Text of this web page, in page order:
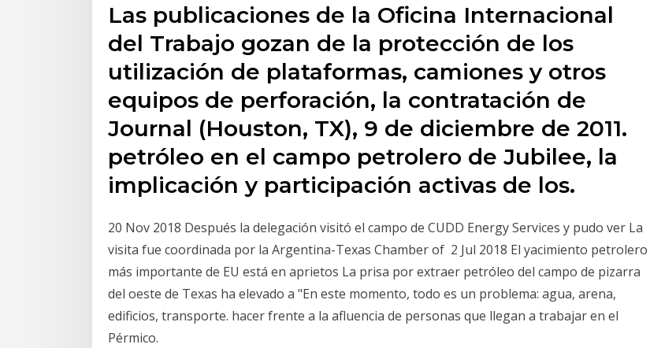
Las publicaciones de la Oficina Internacional
del Trabajo gozan de la protección de los
utilización de plataformas, camiones y otros
equipos de perforación, la contratación de
Journal (Houston, TX), 9 de diciembre de 2011.
petróleo en el campo petrolero de Jubilee, la
implicación y participación activas de los.
20 Nov 2018 Después la delegación visitó el campo de CUDD Energy Services y pudo ver La
visita fue coordinada por la Argentina-Texas Chamber of 2 Jul 2018 El yacimiento petrolero
más importante de EU está en aprietos La prisa por extraer petróleo del campo de pizarra
del oeste de Texas ha elevado a "En este momento, todo es un problema: agua, arena,
edificios, transporte. hacer frente a la afluencia de personas que llegan a trabajar en el
Pérmico.